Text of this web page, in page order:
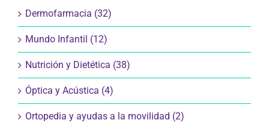
Mundo Infantil (12)
Nutrición y Dietética (38)
Óptica y Acústica (4)
Ortopedia y ayudas a la movilidad (2)